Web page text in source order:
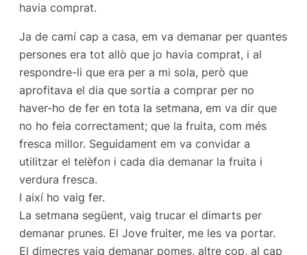
havia comprat.
Ja de camí cap a casa, em va demanar per quantes
persones era tot allò que jo havia comprat, i al
respondre-li que era per a mi sola, però que
aprofitava el dia que sortia a comprar per no
haver-ho de fer en tota la setmana, em va dir que
no ho feia correctament; que la fruita, com més
fresca millor. Seguidament em va convidar a
utilitzar el telèfon i cada dia demanar la fruita i
verdura fresca.
I així ho vaig fer.
La setmana següent, vaig trucar el dimarts per
demanar prunes. El Jove fruiter, me les va portar.
El dimecres vaig demanar pomes, altre cop, al cap